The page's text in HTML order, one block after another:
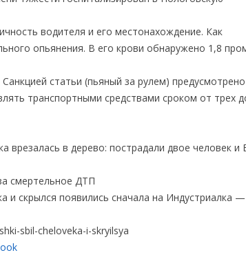
водителя и его местонахождение. Как
опьянения. В его крови обнаружено 1,8
статьи (пьяный за рулем) предусмотрено
транспортными средствами сроком от трех
врезалась в дерево: пострадали двое человек и
смертельное ДТП
скрылся появились сначала на Индустриалка —
sbil-cheloveka-i-skryilsya